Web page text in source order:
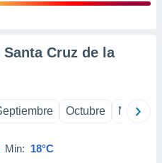
Cruz de la
Octubre
Min: 18°C